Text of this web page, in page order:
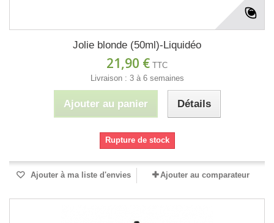
Jolie blonde (50ml)-Liquidéo
21,90 € TTC
Livraison : 3 à 6 semaines
Ajouter au panier Détails
Rupture de stock
Ajouter à ma liste d'envies Ajouter au comparateur